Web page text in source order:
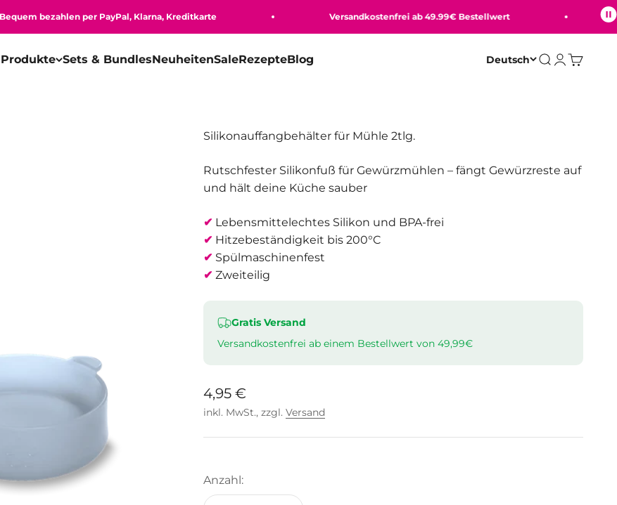
bezahlen per PayPal, Klarna, Kreditkarte Versandkostenfrei ab 49.99€ Bestellwert
Sets & BundlesNeuheitenSaleRezepteBlog Deutsch SucheAnmelden
Silikonauffangbehälter für Mühle 2tlg.
Rutschfester Silikonfuß für Gewürzmühlen – fängt Gewürzreste auf
und hält deine Küche sauber
✔ Lebensmittelechtes Silikon und BPA-frei
✔ Hitzebeständigkeit bis 200°C
✔ Spülmaschinenfest
✔ Zweiteilig
Gratis Versand
Versandkostenfrei ab einem Bestellwert von 49,99€
Angebot
4,95 €
inkl. MwSt., zzgl. Versand
Anzahl: